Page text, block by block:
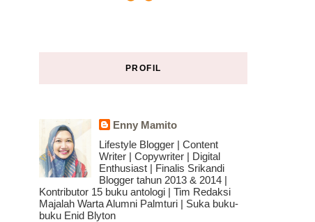
PROFIL
Enny Mamito
Lifestyle Blogger | Content
Writer | Copywriter | Digital
Enthusiast | Finalis Srikandi
Blogger tahun 2013 & 2014 |
Kontributor 15 buku antologi | Tim Redaksi
Majalah Warta Alumni Palmturi | Suka buku-
buku Enid Blyton